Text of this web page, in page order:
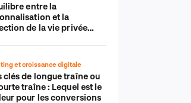
entre la
et la
de la vie privée
et croissance digitale
clés de longue traîne ou
traîne : Lequel est le
pour les conversions